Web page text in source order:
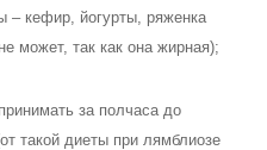
– кефир, йогурты, ряженка
может, так как она жирная);
за полчаса до
такой диеты при лямблиозе